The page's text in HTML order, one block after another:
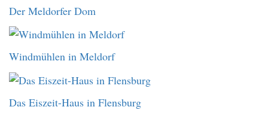
Der Meldorfer Dom
Windmühlen in Meldorf
Das Eiszeit-Haus in Flensburg